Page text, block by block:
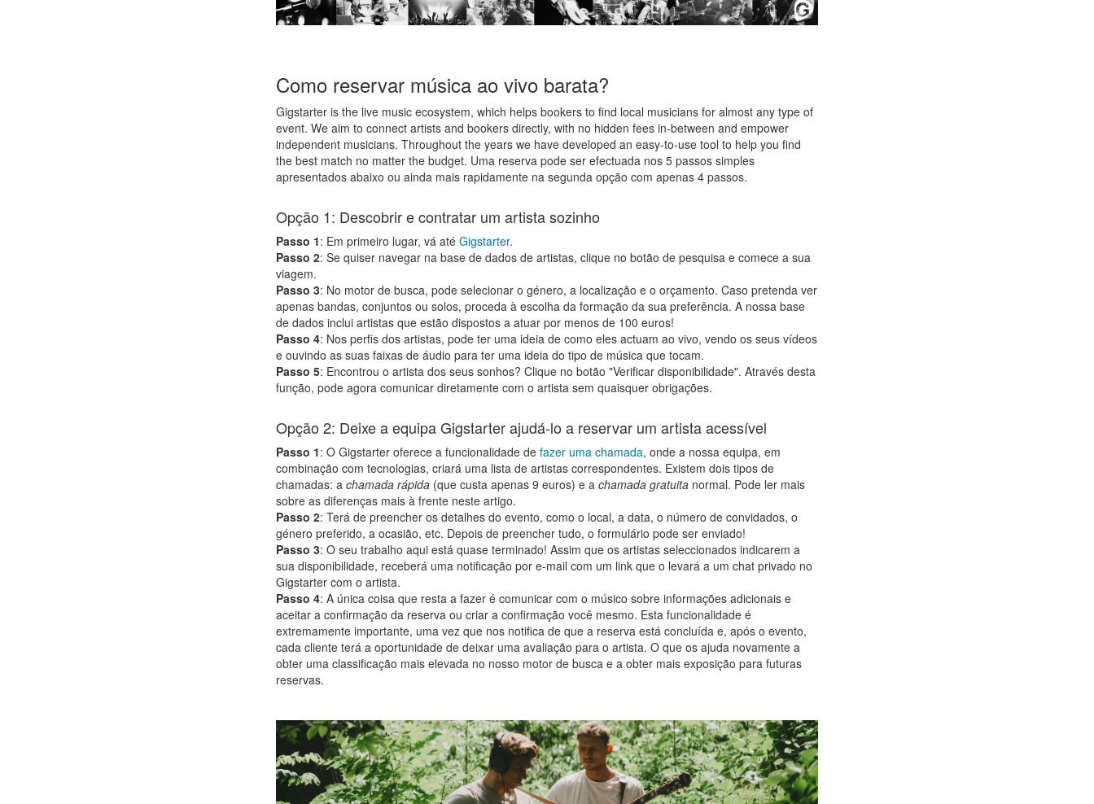
Como reservar música ao vivo barata?
Gigstarter is the live music ecosystem, which helps bookers to find local musicians for almost any type of
event. We aim to connect artists and bookers directly, with no hidden fees in-between and empower
independent musicians. Throughout the years we have developed an easy-to-use tool to help you find
the best match no matter the budget. Uma reserva pode ser efectuada nos 5 passos simples
apresentados abaixo ou ainda mais rapidamente na segunda opção com apenas 4 passos.
Opção 1: Descobrir e contratar um artista sozinho
Passo 1: Em primeiro lugar, vá até Gigstarter.
Passo 2: Se quiser navegar na base de dados de artistas, clique no botão de pesquisa e comece a sua
viagem.
Passo 3: No motor de busca, pode selecionar o género, a localização e o orçamento. Caso pretenda ver
apenas bandas, conjuntos ou solos, proceda à escolha da formação da sua preferência. A nossa base
de dados inclui artistas que estão dispostos a atuar por menos de 100 euros!
Passo 4: Nos perfis dos artistas, pode ter uma ideia de como eles actuam ao vivo, vendo os seus vídeos
e ouvindo as suas faixas de áudio para ter uma ideia do tipo de música que tocam.
Passo 5: Encontrou o artista dos seus sonhos? Clique no botão "Verificar disponibilidade". Através desta
função, pode agora comunicar diretamente com o artista sem quaisquer obrigações.
Opção 2: Deixe a equipa Gigstarter ajudá-lo a reservar um artista acessível
Passo 1: O Gigstarter oferece a funcionalidade de fazer uma chamada, onde a nossa equipa, em
combinação com tecnologias, criará uma lista de artistas correspondentes. Existem dois tipos de
chamadas: a chamada rápida (que custa apenas 9 euros) e a chamada gratuita normal. Pode ler mais
sobre as diferenças mais à frente neste artigo.
Passo 2: Terá de preencher os detalhes do evento, como o local, a data, o número de convidados, o
género preferido, a ocasião, etc. Depois de preencher tudo, o formulário pode ser enviado!
Passo 3: O seu trabalho aqui está quase terminado! Assim que os artistas seleccionados indicarem a
sua disponibilidade, receberá uma notificação por e-mail com um link que o levará a um chat privado no
Gigstarter com o artista.
Passo 4: A única coisa que resta a fazer é comunicar com o músico sobre informações adicionais e
aceitar a confirmação da reserva ou criar a confirmação você mesmo. Esta funcionalidade é
extremamente importante, uma vez que nos notifica de que a reserva está concluída e, após o evento,
cada cliente terá a oportunidade de deixar uma avaliação para o artista. O que os ajuda novamente a
obter uma classificação mais elevada no nosso motor de busca e a obter mais exposição para futuras
reservas.